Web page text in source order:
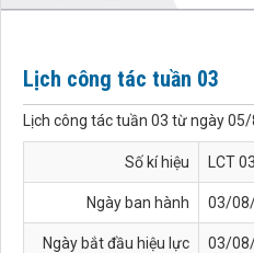
Lịch công tác tuần 03
Lịch công tác tuần 03 từ ngày
Số kí hiệu LCT 03
Ngày ban hành 03/
Ngày bắt đầu hiệu lực 03/